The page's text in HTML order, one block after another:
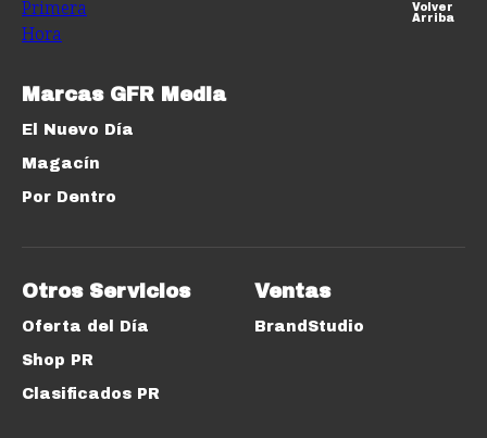
Volver
Arriba
Marcas GFR Media
El Nuevo Día
Magacín
Por Dentro
Otros Servicios
Oferta del Día
Shop PR
Clasificados PR
Ventas
BrandStudio